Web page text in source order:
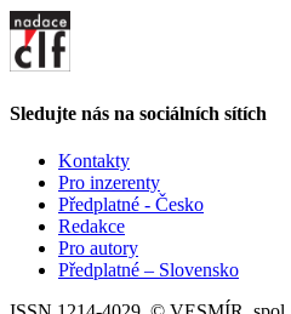
Sledujte nás na sociálních sítích
Kontakty
Pro inzerenty
Předplatné - Česko
Redakce
Pro autory
Předplatné – Slovensko